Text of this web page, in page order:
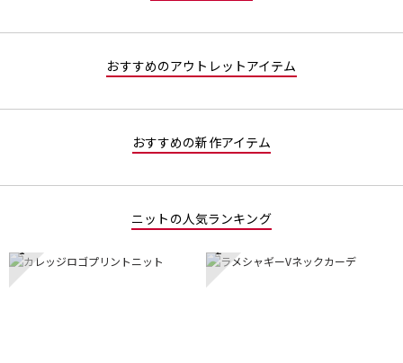
おすすめのアウトレットアイテム
おすすめの新作アイテム
ニットの人気ランキング
1 2